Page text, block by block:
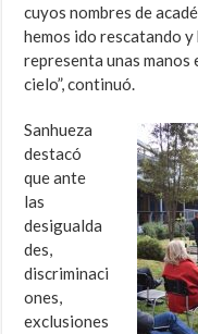
cuyos nombres de
hemos ido rescatando
representa unas manos
cielo”, continuó.
Sanhueza
destacó
que ante
las
desigualda
des,
discriminaci
ones,
exclusiones